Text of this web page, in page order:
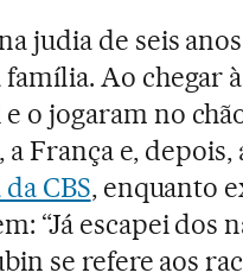
judia de seis
Ao chegar à
o jogaram no
França e, depois,
CBS, enquanto
“Já escapei dos
se refere aos